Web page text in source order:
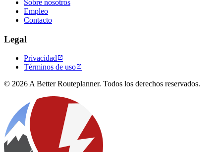
Sobre nosotros
Empleo
Contacto
Legal
Privacidad
Términos de uso
© 2026 A Better Routeplanner. Todos los derechos reservados.